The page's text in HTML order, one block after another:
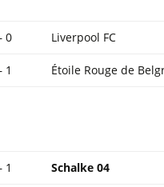
0 Liverpool FC
1 Étoile Rouge de
1 Schalke 04